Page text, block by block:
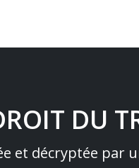
DU
décryptée par